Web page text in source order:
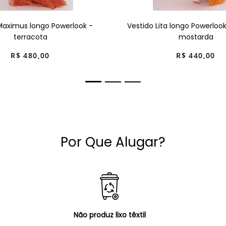
longo Powerlook -
terracota
R$ 480,00
Vestido Lita longo
mostarda
R$ 440,00
Por Que Alugar?
Não produz lixo têxtil